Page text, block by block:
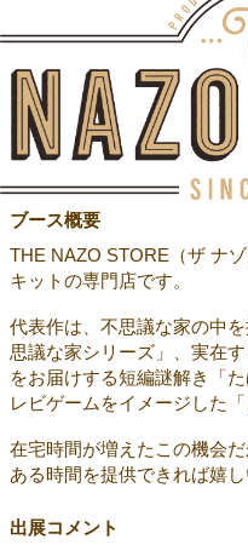
ブース概要
THE NAZO STORE（ザ ナ
キットの専門店です。
代表作は、不思議な家の中
思議な家シリーズ」、実在
をお届けする短編謎解き「
レビゲームをイメージした
在宅時間が増えたこの機会
ある時間を提供できれば嬉し
出展コメント